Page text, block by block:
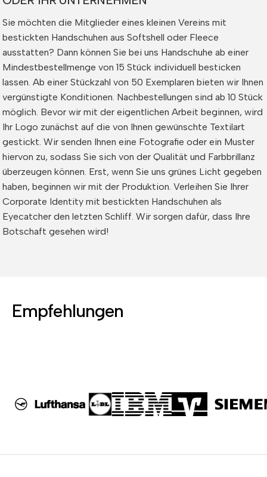
Sie möchten die Mitglieder eines kleinen Vereins mit
bestickten Handschuhen aus Softshell oder Fleece
ausstatten? Dann können Sie bei uns Handschuhe ab einer
Mindestbestellmenge von 15 Stück individuell besticken
lassen. Ab einer Stückzahl von 50 Exemplaren bieten wir Ihnen
vergünstigte Konditionen. Nachbestellungen sind ab 10 Stück
möglich. Bevor wir mit der eigentlichen Arbeit beginnen, wird
Ihr Logo zunächst auf die von Ihnen gewünschte Textilart
gestickt. Wir senden Ihnen eine Fotografie oder ein Muster
hiervon zu, sodass Sie sich von der Qualität und Farbbrillanz
überzeugen können. Erst, wenn Sie uns grünes Licht gegeben
haben, beginnen wir mit der Produktion. Verleihen Sie Ihrer
Corporate Identity mit bestickten Handschuhen als
Eyecatcher den letzten Schliff. Wir sorgen dafür, dass Ihre
Botschaft gesehen wird!
Empfehlungen